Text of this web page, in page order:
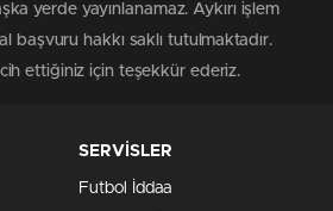
yerde yayınlanamaz. Aykırı işlem
başvuru hakkı saklı tutulmaktadır.
ettiğiniz için teşekkür ederiz.
SERVİSLER
Futbol İddaa